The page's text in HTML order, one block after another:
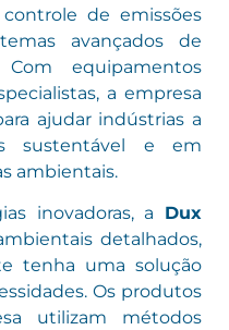
de emissões
avançados de
equipamentos
a empresa
ajudar indústrias a
sustentável e em
ambientais.
inovadoras, a Dux
detalhados,
tenha uma solução
Os produtos
utilizam métodos